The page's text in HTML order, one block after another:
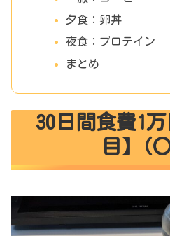
夕食：卵丼
夜食：プロテイン
まとめ
30日間食費1
目】(